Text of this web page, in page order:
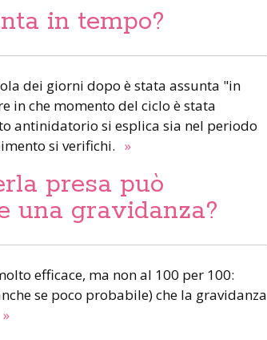
in tempo?
dei giorni dopo è stata assunta "in
in che momento del ciclo è stata
antinidatorio si esplica sia nel periodo
si verifichi. »
presa può
una gravidanza?
efficace, ma non al 100 per 100:
se poco probabile) che la gravidanza
»